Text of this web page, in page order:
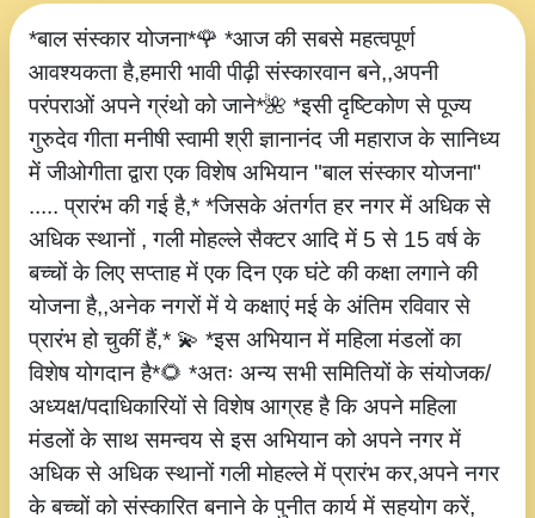
*बाल संस्कार योजना*🌹 *आज की सबसे महत्वपूर्ण
आवश्यकता है,हमारी भावी पीढ़ी संस्कारवान बने,,अपनी
परंपराओं अपने ग्रंथो को जाने*🌺 *इसी दृष्टिकोण से पूज्य
गुरुदेव गीता मनीषी स्वामी श्री ज्ञानानंद जी महाराज के सानिध्य
में जीओगीता द्वारा एक विशेष अभियान "बाल संस्कार योजना"
..... प्रारंभ की गई है,* *जिसके अंतर्गत हर नगर में अधिक से
अधिक स्थानों , गली मोहल्ले सैक्टर आदि में 5 से 15 वर्ष के
बच्चों के लिए सप्ताह में एक दिन एक घंटे की कक्षा लगाने की
योजना है,,अनेक नगरों में ये कक्षाएं मई के अंतिम रविवार से
प्रारंभ हो चुकीं हैं,* 💫 *इस अभियान में महिला मंडलों का
विशेष योगदान है*🌻 *अतः अन्य सभी समितियों के संयोजक/
अध्यक्ष/पदाधिकारियों से विशेष आग्रह है कि अपने महिला
मंडलों के साथ समन्वय से इस अभियान को अपने नगर में
अधिक से अधिक स्थानों गली मोहल्ले में प्रारंभ कर,अपने नगर
के बच्चों को संस्कारित बनाने के पुनीत कार्य में सहयोग करें,